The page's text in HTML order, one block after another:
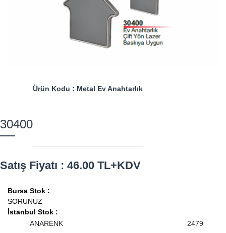
30400
Ürün Kodu : Metal Ev Anahtarlık
Satış Fiyatı : 46.00 TL+KDV
Bursa Stok :
SORUNUZ
İstanbul Stok :
ANARENK
2479